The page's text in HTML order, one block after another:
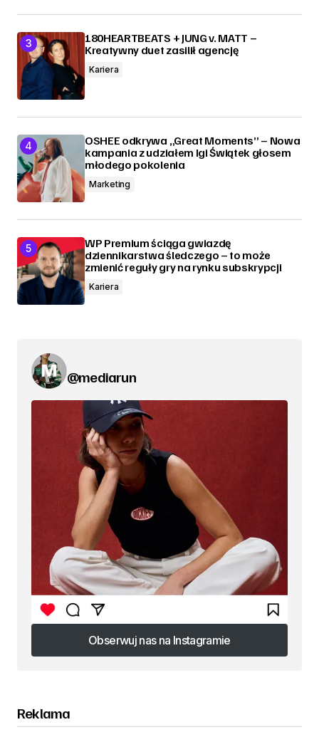
180HEARTBEATS + JUNG v. MATT –
Kreatywny duet zasilił agencję
Kariera
OSHEE odkrywa „Great Moments” – Nowa
kampania z udziałem Igi Świątek głosem
młodego pokolenia
Marketing
WP Premium ściąga gwiazdę
dziennikarstwa śledczego – to może
zmienić reguły gry na rynku subskrypcji
Kariera
@mediarun
Obserwuj nas na Instagramie
Obserwuj nas na Instagramie
Reklama